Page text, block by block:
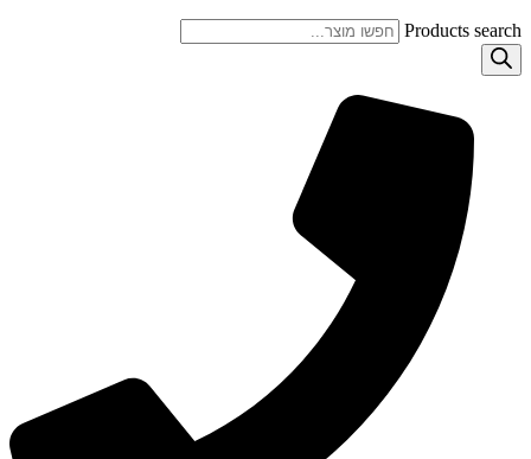
Products search